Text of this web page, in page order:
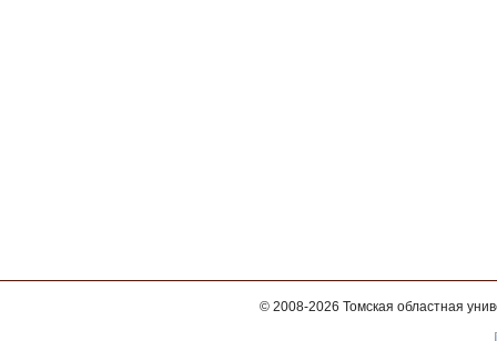
© 2008-2026 Томская областная